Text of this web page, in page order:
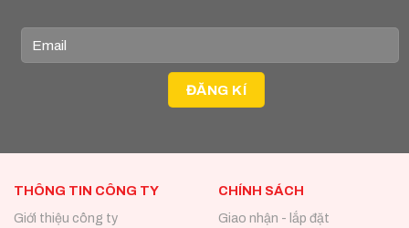
THÔNG TIN CÔNG TY
Giới thiệu công ty
CHÍNH SÁCH
Giao nhận - lắp đặt